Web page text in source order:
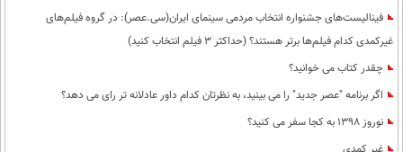
فینالیست‌های جشنواره انتخاب مردمی سینمای ایران(سی.عصر): در گروه فیلم‌های
غیرکمدی کدام فیلم‌ها برتر هستند؟ (حداکثر 3 فیلم انتخاب کنید)
چقدر کتاب می خوانید؟
اگر برنامه "عصر جدید" را می بینید، به نظرتان کدام داور عادلانه تر رای می دهد؟
نوروز 1398 به کجا سفر می کنید؟